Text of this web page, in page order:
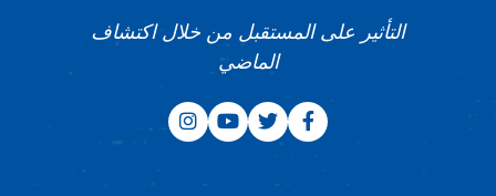
التأثير على المستقبل من خلال اكتشاف
الماضي